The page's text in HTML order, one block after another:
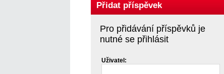
Přidat příspěvek
Pro přidávání příspěvků je
nutné se přihlásit
Uživatel: